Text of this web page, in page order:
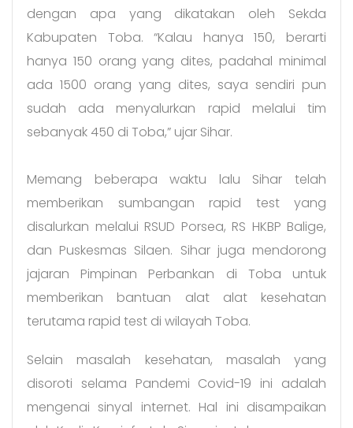
dengan apa yang dikatakan oleh Sekda
Kabupaten Toba. “Kalau hanya 150, berarti
hanya 150 orang yang dites, padahal minimal
ada 1500 orang yang dites, saya sendiri pun
sudah ada menyalurkan rapid melalui tim
sebanyak 450 di Toba,” ujar Sihar.
Memang beberapa waktu lalu Sihar telah
memberikan sumbangan rapid test yang
disalurkan melalui RSUD Porsea, RS HKBP Balige,
dan Puskesmas Silaen. Sihar juga mendorong
jajaran Pimpinan Perbankan di Toba untuk
memberikan bantuan alat alat kesehatan
terutama rapid test di wilayah Toba.
Selain masalah kesehatan, masalah yang
disoroti selama Pandemi Covid-19 ini adalah
mengenai sinyal internet. Hal ini disampaikan